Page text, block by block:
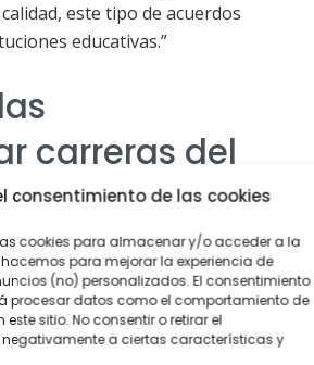
consentimiento de las cookies
cookies para almacenar y/o acceder a la
para mejorar la experiencia de
(no) personalizados. El consentimiento
procesar datos como el comportamiento de
sitio. No consentir o retirar el
a ciertas características y
este tipo de acuerdos
educativas.”
carreras del